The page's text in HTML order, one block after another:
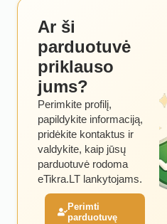
Ar ši
parduotuvė
priklauso
jums?
Perimkite profilį,
papildykite informaciją,
pridėkite kontaktus ir
valdykite, kaip jūsų
parduotuvė rodoma
eTikra.LT lankytojams.
Perimti
parduotuvę